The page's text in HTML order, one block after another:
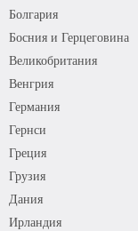
Болгария
Босния и Герцеговина
Великобритания
Венгрия
Германия
Гернси
Греция
Грузия
Дания
Ирландия